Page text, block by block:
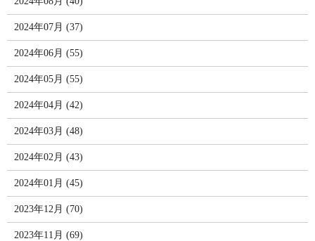
2024年07月 (37)
2024年06月 (55)
2024年05月 (55)
2024年04月 (42)
2024年03月 (48)
2024年02月 (43)
2024年01月 (45)
2023年12月 (70)
2023年11月 (69)